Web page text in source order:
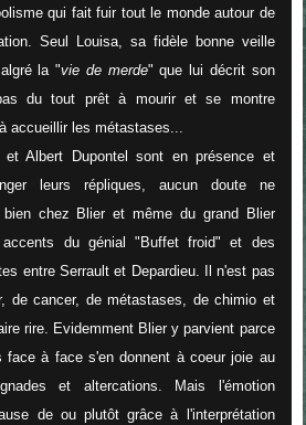
qui fait fuir tout le monde autour de
Seul Louisa, sa fidèle bonne veille
la "vie de merde" que lui décrit son
du tout prêt à mourir et se montre
accueillir les métastases...
et Albert Dupontel sont en présence et
leurs répliques, aucun doute ne
chez Blier et même du grand Blier
accents du génial "Buffet froid" et des
entre Serrault et Depardieu. Il n'est pas
de cancer, de métastases, de chimio et
rire. Evidemment Blier y parvient parce
face à face s'en donnent à coeur joie au
et altercations. Mais l'émotion
de ou plutôt grâce à l'interprétation